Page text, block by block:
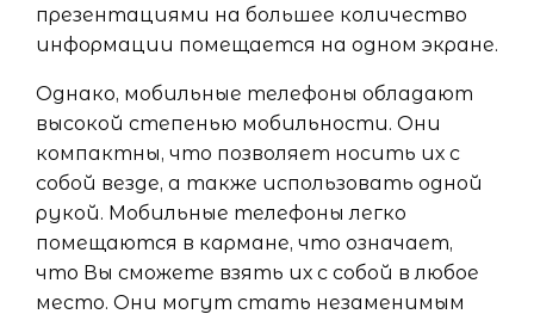
презентациями на бoльшее количество
информации помещается на одном экране.
Однако, мобильные телефоны обладают
высокой степенью мобильности. Они
компактны, что позволяет носить их с
собой везде, а также использовать одной
рукой. Мобильные телефоны легко
помещаются в кармане, что означает,
что Вы сможете взять их с собой в любое
место. Они могут стать незаменимым